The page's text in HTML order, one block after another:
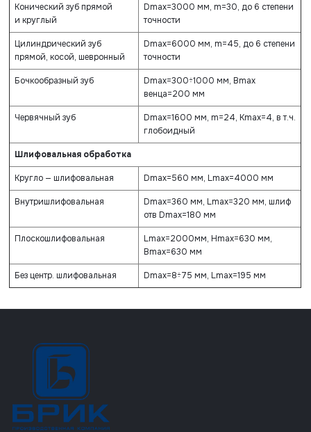
Конический зуб прямой
и круглый
Dmax=3000 мм, m=30, до 6 степени
точности
Цилиндрический зуб
прямой, косой, шевронный
Dmax=6000 мм, m=45, до 6 степени
точности
Бочкообразный зуб
Dmax=300÷1000 мм, Вmax
венца=200 мм
Червячный зуб
Dmax=1600 мм, m=24, Kmax=4, в т.ч.
глобоидный
Шлифовальная обработка
Кругло — шлифовальная Dmax=560 мм, Lmax=4000 мм
Внутришлифовальная
Dmax=360 мм, Lmax=320 мм, шлиф
отв Dmax=180 мм
Плоскошлифовальная
Lmax=2000мм, Hmax=630 мм,
Вmax=630 мм
Без центр. шлифовальная Dmax=8÷75 мм, Lmax=195 мм